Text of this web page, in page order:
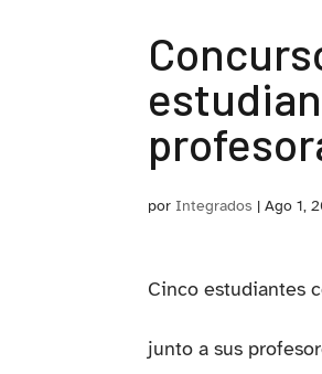
por Integrados |Ago 1,
Cinco estudiantes
junto a sus